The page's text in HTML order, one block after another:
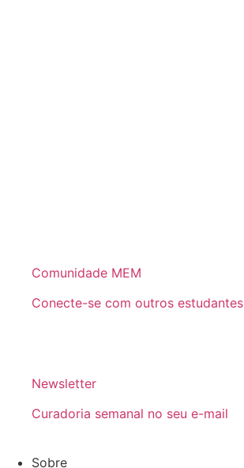
Comunidade MEM
Conecte-se com outros estudantes
Newsletter
Curadoria semanal no seu e-mail
Sobre